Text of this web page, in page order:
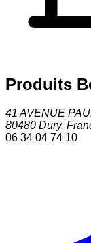
Produits
41 AVENUE
80480 Dury,
06 34 04 74 10